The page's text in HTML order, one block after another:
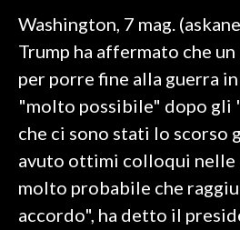
CALCIO REGIONALE
BASKET
VOLLEY
MOTORI
TENNIS
ALTRI SPORT
CULTURA
Washington, 7 mag.
Trump ha affermato che
per porre fine alla guerra
"molto possibile" dopo
che ci sono stati lo scorso
avuto ottimi colloqui nelle
molto probabile che
accordo", ha detto il